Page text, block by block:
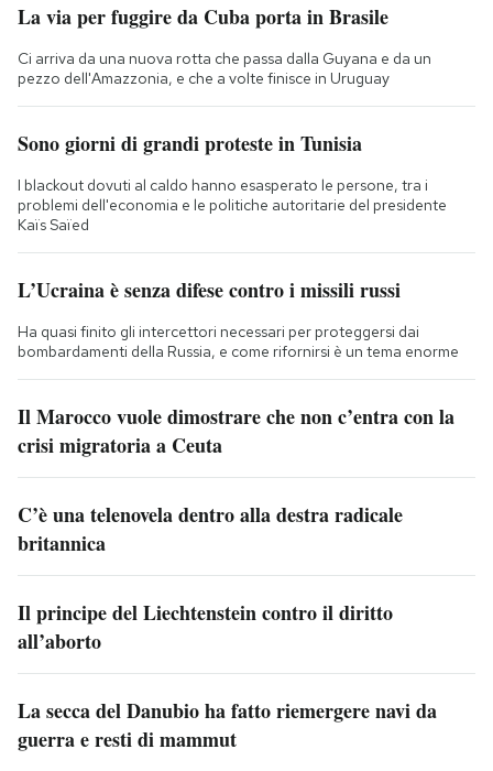
La via per fuggire da Cuba porta in Brasile
Ci arriva da una nuova rotta che passa dalla Guyana e da un
pezzo dell'Amazzonia, e che a volte finisce in Uruguay
Sono giorni di grandi proteste in Tunisia
I blackout dovuti al caldo hanno esasperato le persone, tra i
problemi dell'economia e le politiche autoritarie del presidente
Kaïs Saïed
L’Ucraina è senza difese contro i missili russi
Ha quasi finito gli intercettori necessari per proteggersi dai
bombardamenti della Russia, e come rifornirsi è un tema enorme
Il Marocco vuole dimostrare che non c’entra con la
crisi migratoria a Ceuta
C’è una telenovela dentro alla destra radicale
britannica
Il principe del Liechtenstein contro il diritto
all’aborto
La secca del Danubio ha fatto riemergere navi da
guerra e resti di mammut